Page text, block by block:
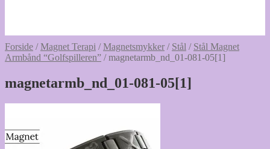
Forside /Magnet Terapi /Magnetsmykker / Stål / Stål Magnet
Armbånd “Golfspilleren” /magnetarmb_nd_01-081-05[1]
magnetarmb_nd_01-081-05[1]